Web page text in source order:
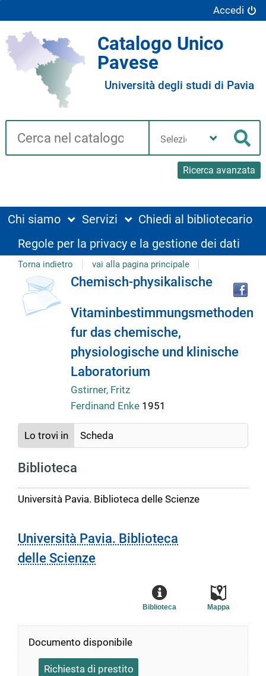
Accedi
Catalogo Unico
Pavese
Università degli studi di Pavia
Cerca su "Catalogo"
Ricerca avanzata
biblioteca
Chi siamo Servizi
Chiedi al bibliotecario
Regole per la privacy e la gestione dei dati
Torna indietro vai alla pagina principale
Dettaglio
del
documento
copertina
in
Chemisch-physikalische
Vitaminbestimmungsmethoden
fur das chemische,
physiologische und klinische
Laboratorium
Gstirner, Fritz
Ferdinand Enke 1951
Lo trovi in Scheda
Biblioteca
Università Pavia. Biblioteca delle Scienze
Università Pavia. Biblioteca
delle Scienze
Mappa
Biblioteca
Documento disponibile
Richiesta di prestito